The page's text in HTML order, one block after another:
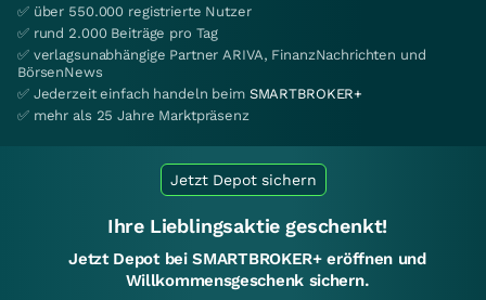
✅ über 550.000 registrierte Nutzer
✅ rund 2.000 Beiträge pro Tag
✅ verlagsunabhängige Partner ARIVA, FinanzNachrichten und
BörsenNews
✅ Jederzeit einfach handeln beim SMARTBROKER+
✅ mehr als 25 Jahre Marktpräsenz
Jetzt Depot sichern
Ihre Lieblingsaktie geschenkt!
Jetzt Depot bei SMARTBROKER+ eröffnen und
Willkommensgeschenk sichern.